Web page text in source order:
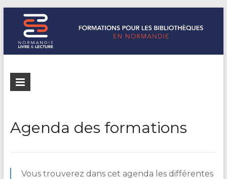
Formations
de
Normandie
Livre &
formations
pour les
Normandie
Agenda des formations
Vous trouverez dans cet agenda les différentes